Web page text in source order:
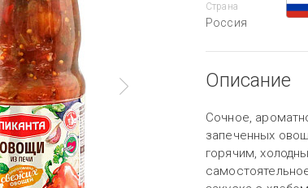
Страна
Россия
Описание
Сочное,
запеченных
горячим,